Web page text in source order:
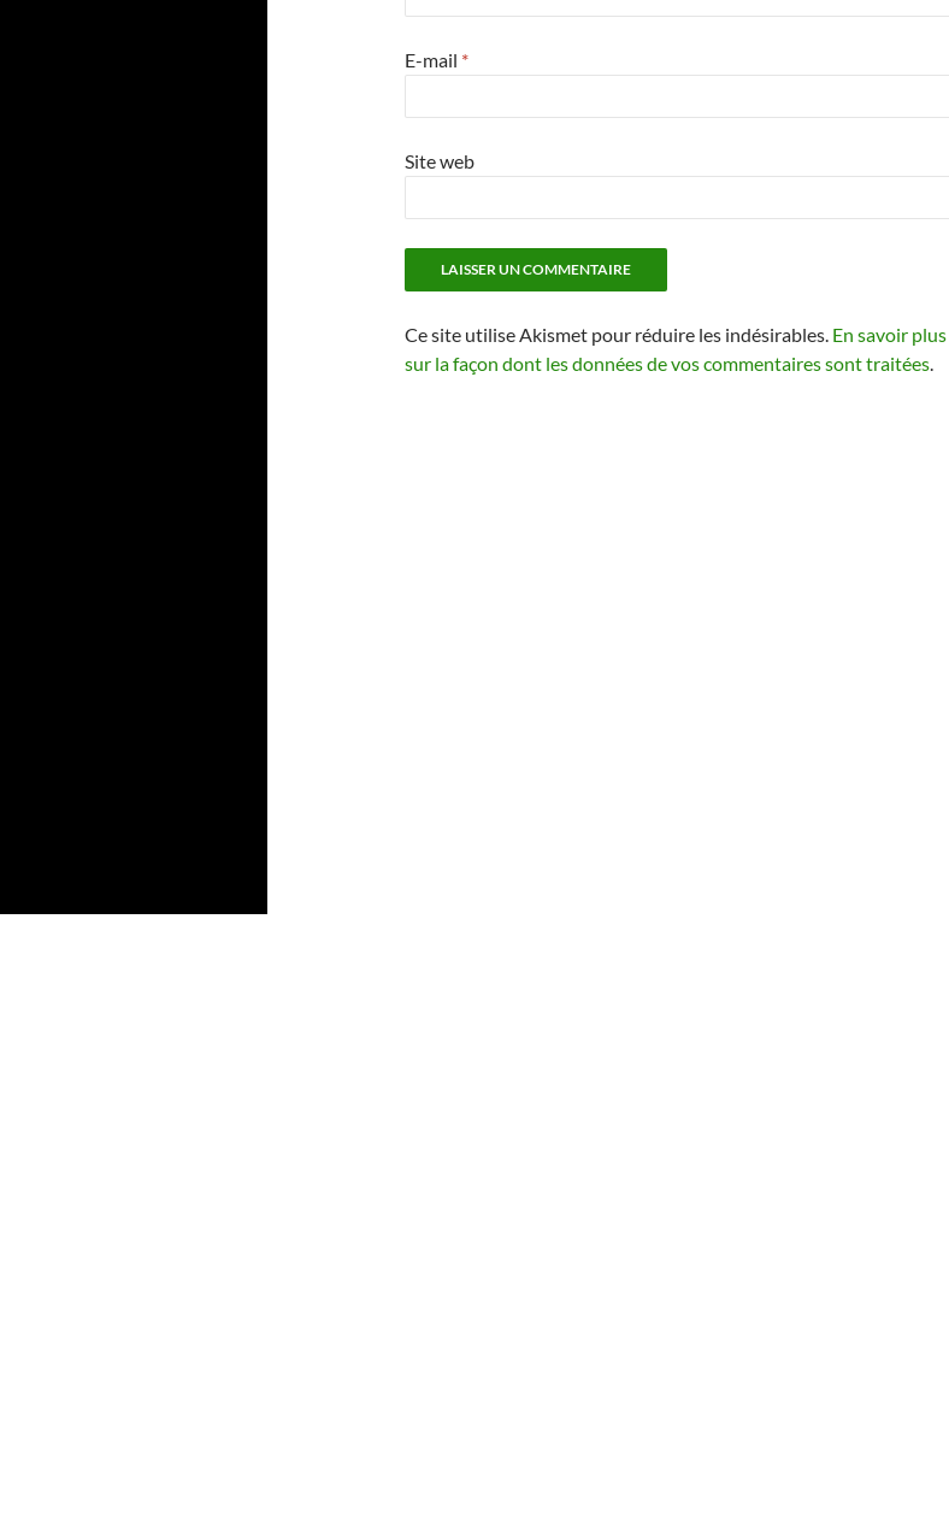
E-mail *
Site web
Ce site utilise Akismet pour réduire les indésirables. En savoir plus
sur la façon dont les données de vos commentaires sont traitées.